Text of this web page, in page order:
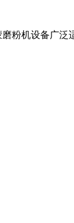
粉机设备广泛